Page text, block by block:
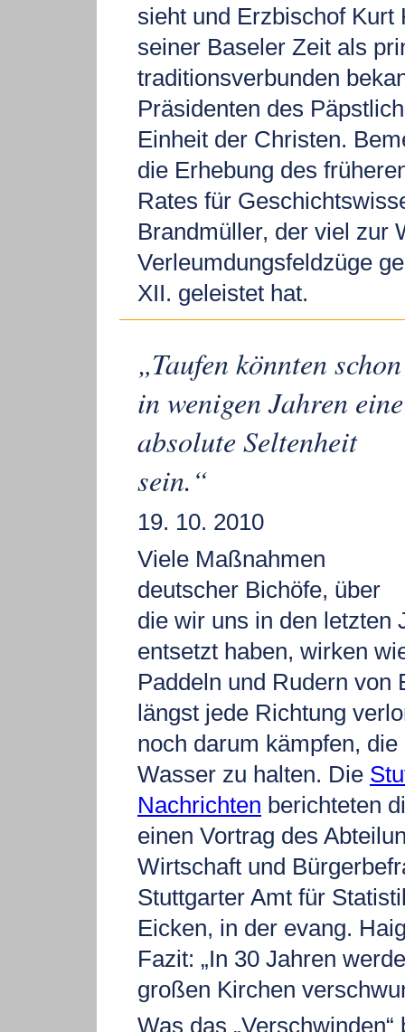
sieht und Erzbischof Kurt
seiner Baseler Zeit als
traditionsverbunden
Präsidenten des
Einheit der Christen.
die Erhebung des
Rates für
Brandmüller, der viel zur
Verleumdungsfeldzüge
XII. geleistet hat.
„Taufen könnten schon
in wenigen Jahren eine
absolute Seltenheit
sein.“
19. 10. 2010
Viele Maßnahmen
deutscher Bichöfe, über
die wir uns in den letzten
entsetzt haben, wirken
Paddeln und Rudern von
längst jede Richtung
noch darum kämpfen,
Wasser zu halten. Die
Nachrichten berichteten
einen Vortrag des
Wirtschaft und
Stuttgarter Amt für
Eicken, in der evang.
Fazit: „In 30 Jahren
großen Kirchen
Was das „Verschwinden“